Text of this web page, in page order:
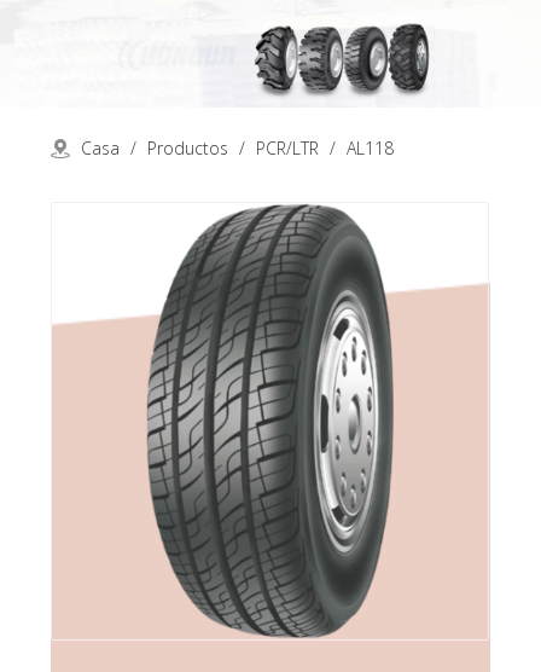
Casa / Productos / PCR/LTR / AL118